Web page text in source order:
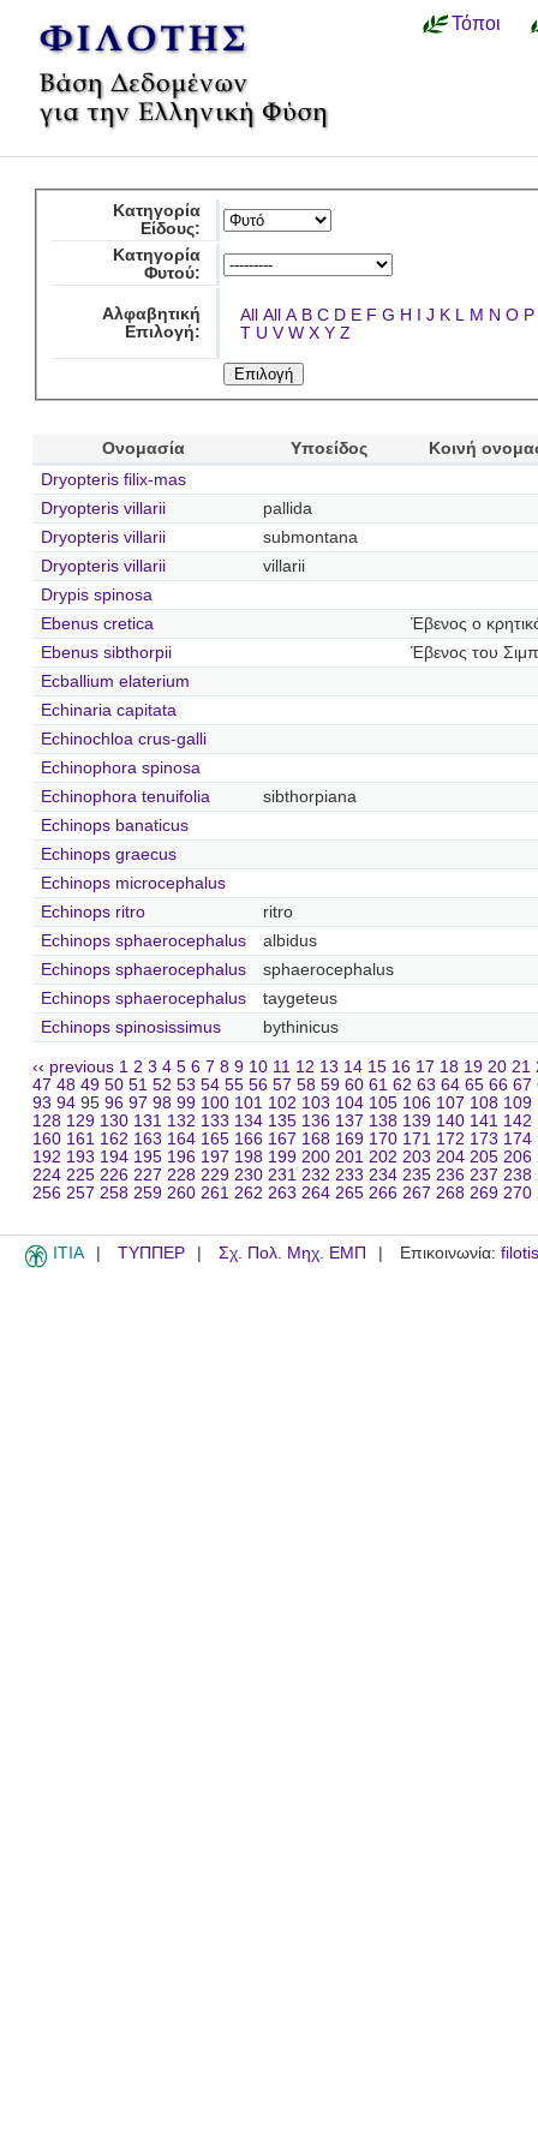
Τόποι
Κατηγορία
Είδους:
Κατηγορία
Φυτού:
Αλφαβητική
Επιλογή:
All All A B C D E F G H I J K L M N O P
T U V W X Y Z
Ονομασία Υποείδος
Κοινή
Dryopteris filix-mas
Dryopteris villarii
pallida
Dryopteris villarii
submontana
Dryopteris villarii
villarii
Drypis spinosa
Ebenus cretica
Έβενος ο
Ebenus sibthorpii
Έβενος του
Ecballium elaterium
Echinaria capitata
Echinochloa crus-galli
Echinophora spinosa
Echinophora tenuifolia
sibthorpiana
Echinops banaticus
Echinops graecus
Echinops microcephalus
Echinops ritro
ritro
Echinops sphaerocephalus
albidus
Echinops sphaerocephalus
sphaerocephalus
Echinops sphaerocephalus
taygeteus
Echinops spinosissimus
bythinicus
‹‹ previous 1 2 3 4 5 6 7 8 9 10 11 12 13 14 15 16 17 18 19 20 21
47 48 49 50 51 52 53 54 55 56 57 58 59 60 61 62 63 64 65 66 67
93 94 95 96 97 98 99 100 101 102 103 104 105 106 107 108 109
128 129 130 131 132 133 134 135 136 137 138 139 140 141 142
160 161 162 163 164 165 166 167 168 169 170 171 172 173 174
192 193 194 195 196 197 198 199 200 201 202 203 204 205 206
224 225 226 227 228 229 230 231 232 233 234 235 236 237 238
256 257 258 259 260 261 262 263 264 265 266 267 268 269 270
ITIA ΤΥΠΠΕΡ Σχ. Πολ. Μηχ. ΕΜΠ Επικοινωνία: